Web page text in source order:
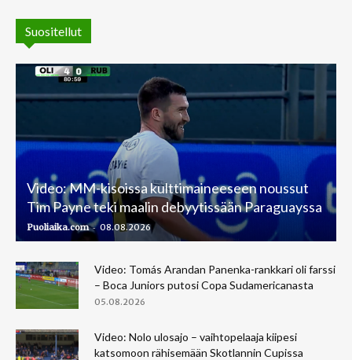
Suositellut
Video: MM-kisoissa kulttimaineeseen noussut
Tim Payne teki maalin debyytissään Paraguayssa
Puoliaika.com - 08.08.2026
Video: Tomás Arandan Panenka-rankkari oli farssi
– Boca Juniors putosi Copa Sudamericanasta
05.08.2026
Video: Nolo ulosajo – vaihtopelaaja kiipesi
katsomoon rähisemään Skotlannin Cupissa